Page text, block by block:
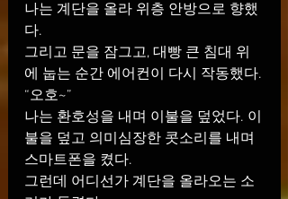
나는 계단을 올라 위층 안방으로 향했
다.
그리고 문을 잠그고, 대빵 큰 침대 위
에 눕는 순간 에어컨이 다시 작동했다.
“오호~”
나는 환호성을 내며 이불을 덮었다. 이
불을 덮고 의미심장한 콧소리를 내며
스마트폰을 켰다.
그런데 어디선가 계단을 올라오는 소